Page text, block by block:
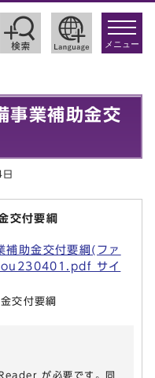
toggle
メニュー
事業補助金交
交付要綱
補助金交付要綱(ファ
サイ
交付要綱
が必要です。同